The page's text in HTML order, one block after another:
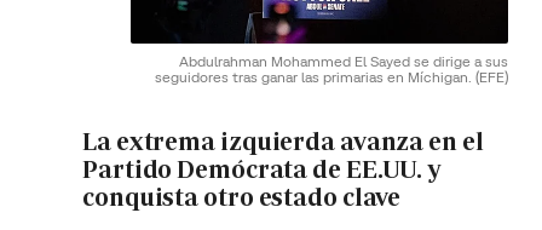
Abdulrahman Mohammed El Sayed se dirige a sus
seguidores tras ganar las primarias en Míchigan. (EFE)
La extrema izquierda avanza en el
Partido Demócrata de EE.UU. y
conquista otro estado clave